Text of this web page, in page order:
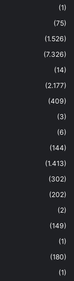
(1)
(75)
(1.526)
(7.326)
(14)
(2.177)
(409)
(3)
(6)
(144)
(1.413)
(302)
(202)
(2)
(149)
(1)
(180)
(1)